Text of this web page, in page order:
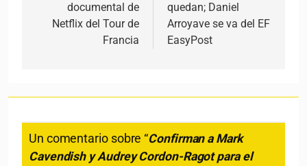
documental de
Netflix del Tour de
Francia
quedan; Daniel
Arroyave se va del EF
EasyPost
Un comentario sobre “Confirman a Mark
Cavendish y Audrey Cordon-Ragot para el